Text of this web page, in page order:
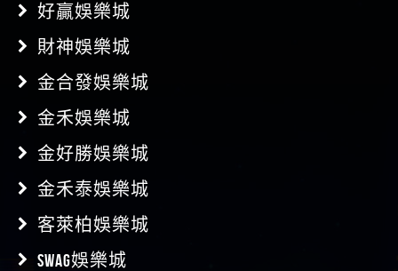
好贏娛樂城
財神娛樂城
金合發娛樂城
金禾娛樂城
金好勝娛樂城
金禾泰娛樂城
客萊柏娛樂城
SWAG娛樂城